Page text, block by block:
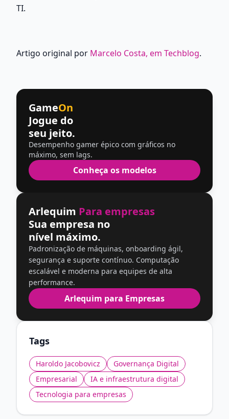
TI.
Artigo original por Marcelo Costa, em Techblog.
GameOn
Jogue do
seu jeito.
Desempenho gamer épico com gráficos no
máximo, sem lags.
Conheça os modelos
Arlequim Para empresas
Sua empresa no
nível máximo.
Padronização de máquinas, onboarding ágil,
segurança e suporte contínuo. Computação
escalável e moderna para equipes de alta
performance.
Arlequim para Empresas
Tags
Haroldo Jacobovicz
Governança Digital
Empresarial
IA e infraestrutura digital
Tecnologia para empresas